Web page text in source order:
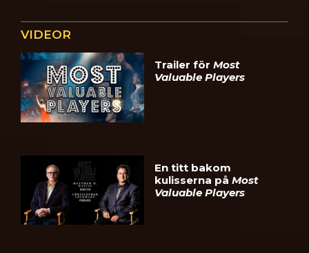
VIDEOR
Trailer för Most
Valuable Players
En titt bakom
kulisserna på Most
Valuable Players